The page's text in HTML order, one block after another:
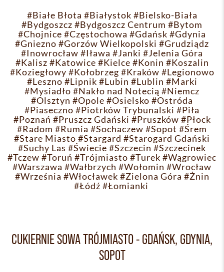
#Białe Błota #Białystok #Bielsko-Biała
#Bydgoszcz #Bydgoszcz Centrum #Bytom
#Chojnice #Częstochowa #Gdańsk #Gdynia
#Gniezno #Gorzów Wielkopolski #Grudziądz
#Inowrocław #Iława #Janki #Jelenia Góra
#Kalisz #Katowice #Kielce #Konin #Koszalin
#Koziegłowy #Kołobrzeg #Kraków #Legionowo
#Leszno #Lipnik #Lubin #Lublin #Marki
#Mysiadło #Nakło nad Notecią #Niemcz
#Olsztyn #Opole #Osielsko #Ostróda
#Piaseczno #Piotrków Trybunalski #Piła
#Poznań #Pruszcz Gdański #Pruszków #Płock
#Radom #Rumia #Sochaczew #Sopot #Śrem
#Stare Miasto #Stargard #Starogard Gdański
#Suchy Las #Świecie #Szczecin #Szczecinek
#Tczew #Toruń #Trójmiasto #Turek #Wągrowiec
#Warszawa #Wałbrzych #Wołomin #Wrocław
#Września #Włocławek #Zielona Góra #Żnin
#Łódź #Łomianki
CUKIERNIE SOWA TRÓJMIASTO - GDAŃSK, GDYNIA,
SOPOT